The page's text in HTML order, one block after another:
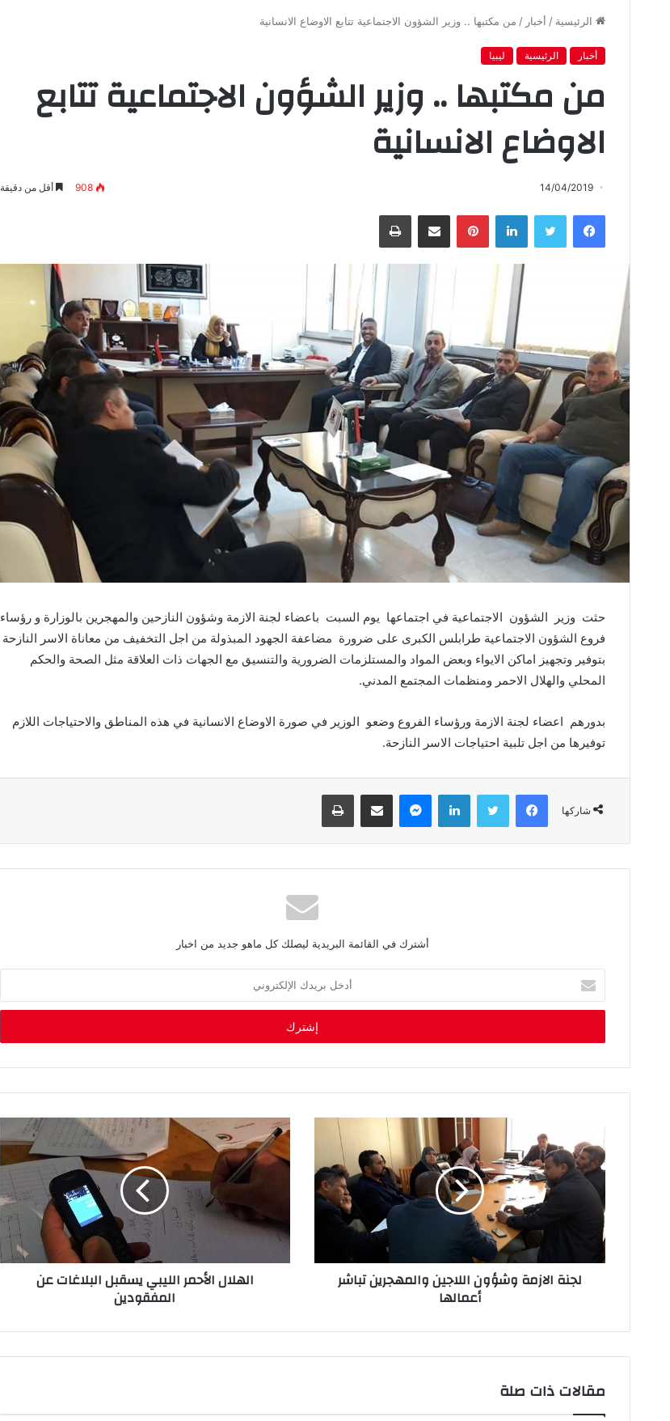
الرئيسية / أخبار / من مكتبها .. وزير الشؤون الاجتماعية تتابع الاوضاع الانسانية
أخبار الرئيسية ليبيا
من مكتبها .. وزير الشؤون الاجتماعية تتابع
الاوضاع الانسانية
14/04/2019
908 أقل من دقيقة
فيسبوك تويتر لينكدإن بينتيريست مشاركة عبر البريد طباعة
حثت وزير الشؤون الاجتماعية في اجتماعها يوم السبت باعضاء لجنة الازمة وشؤون النازحين والمهجرين بالوزارة و رؤساء
فروع الشؤون الاجتماعية طرابلس الكبرى على ضرورة مضاعفة الجهود المبذولة من اجل التخفيف من معاناة الاسر النازحة
بتوفير وتجهيز اماكن الايواء وبعض المواد والمستلزمات الضرورية والتنسيق مع الجهات ذات العلاقة مثل الصحة والحكم
المحلي والهلال الاحمر ومنظمات المجتمع المدني.
بدورهم اعضاء لجنة الازمة ورؤساء الفروع وضعو الوزير في صورة الاوضاع الانسانية في هذه المناطق والاحتياجات اللازم
توفيرها من اجل تلبية احتياجات الاسر النازحة.
شاركها
فيسبوك تويتر لينكدإن ماسنجر مشاركة عبر البريد طباعة
أشترك في القائمة البريدية ليصلك كل ماهو جديد من اخبار
خ
ب
د
ل
إ
ك
ت
ر
و
ن
لجنة الازمة وشؤون اللاجين والمهجرين تباشر
أعمالها
الهلال الأحمر الليبي يسقبل البلاغات عن
المفقودين
مقالات ذات صلة